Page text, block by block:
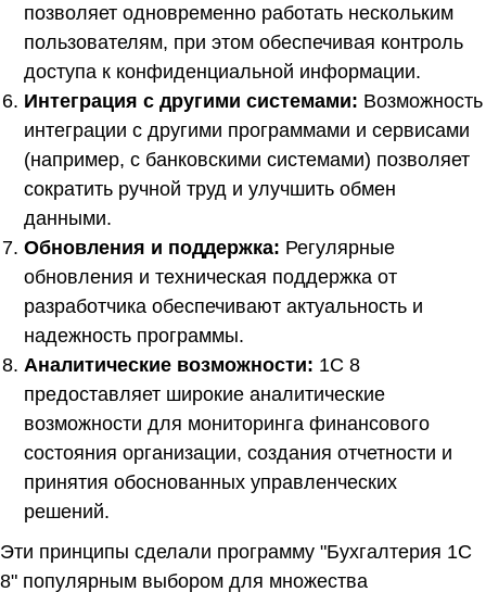
позволяет одновременно работать нескольким
пользователям, при этом обеспечивая контроль
доступа к конфиденциальной информации.
Интеграция с другими системами: Возможность
интеграции с другими программами и сервисами
(например, с банковскими системами) позволяет
сократить ручной труд и улучшить обмен
данными.
Обновления и поддержка: Регулярные
обновления и техническая поддержка от
разработчика обеспечивают актуальность и
надежность программы.
Аналитические возможности: 1С 8
предоставляет широкие аналитические
возможности для мониторинга финансового
состояния организации, создания отчетности и
принятия обоснованных управленческих
решений.
Эти принципы сделали программу "Бухгалтерия 1С
8" популярным выбором для множества